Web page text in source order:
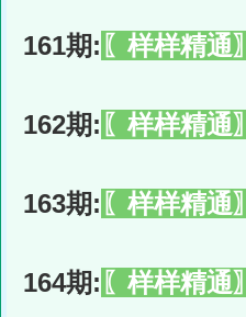
161期: 〖样样精通〗
162期: 〖样样精通〗
163期: 〖样样精通〗
164期: 〖样样精通〗